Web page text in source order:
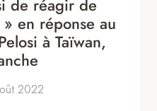
de réagir de
en réponse au
à Taïwan,
2022